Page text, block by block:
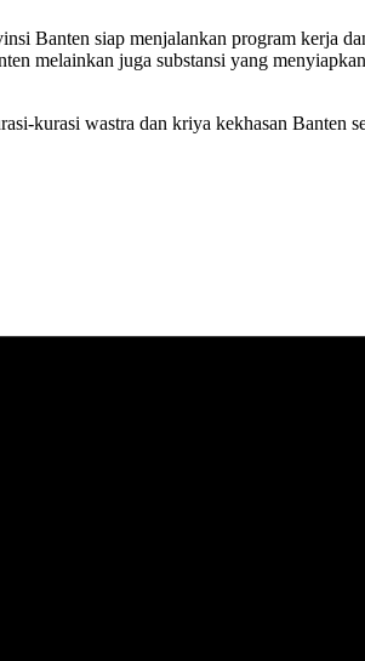
Banten siap menjalankan program kerja
melainkan juga substansi yang
kurasi wastra dan kriya kekhasan Banten